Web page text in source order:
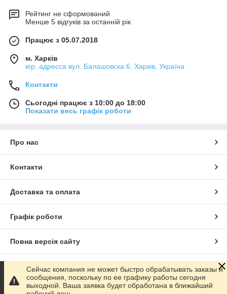
Рейтинг не сформований
Менше 5 відгуків за останній рік
Працює з 05.07.2018
м. Харків
юр. адресса вул. Балашовска 6, Харків, Україна
Контакти
Сьогодні працює з 10:00 до 18:00
Показати весь графік роботи
Про нас
Контакти
Доставка та оплата
Графік роботи
Повна версія сайту
Сайт створено на маркетплейсі Prom.ua
Політика конфіденційності
Сейчас компания не может быстро обрабатывать заказы и
сообщения, поскольку по ее графику работы сегодня
выходной. Ваша заявка будет обработана в ближайший